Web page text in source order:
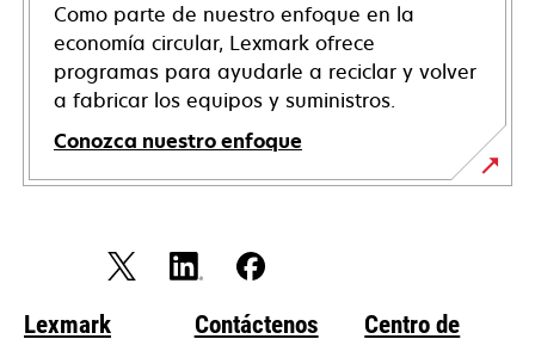
Como parte de nuestro enfoque en la
economía circular, Lexmark ofrece
programas para ayudarle a reciclar y volver
a fabricar los equipos y suministros.
Conozca nuestro enfoque
Lexmark Contáctenos Centro de